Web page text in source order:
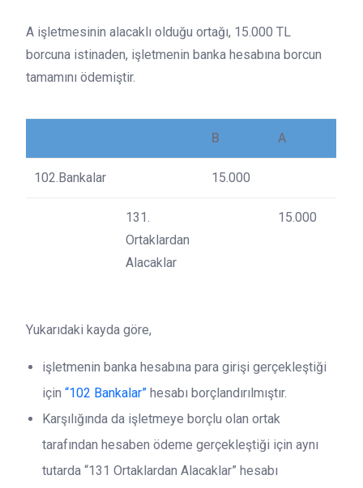
A işletmesinin alacaklı olduğu ortağı, 15.000 TL
borcuna istinaden, işletmenin banka hesabına borcun
tamamını ödemiştir.
B A
102.Bankalar 15.000
131.
Ortaklardan
Alacaklar
15.000
Yukarıdaki kayda göre,
işletmenin banka hesabına para girişi gerçekleştiği
için “102 Bankalar” hesabı borçlandırılmıştır.
Karşılığında da işletmeye borçlu olan ortak
tarafından hesaben ödeme gerçekleştiği için aynı
tutarda “131 Ortaklardan Alacaklar” hesabı